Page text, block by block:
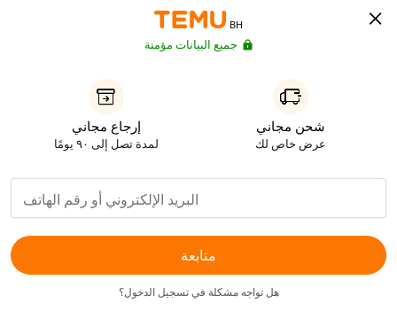
BH
جميع البيانات مؤمنة
شحن مجاني
عرض خاص لك
إرجاع مجاني
لمدة تصل إلى ٩٠ يومًا
متابعة
هل تواجه مشكلة في تسجيل الدخول؟